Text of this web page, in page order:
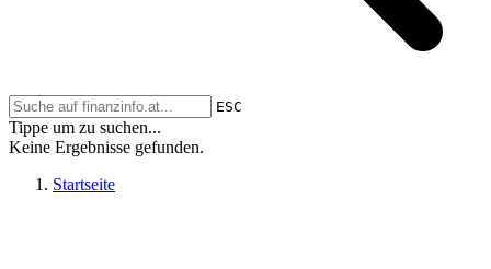
ESC
Tippe um zu suchen...
Keine Ergebnisse gefunden.
Startseite